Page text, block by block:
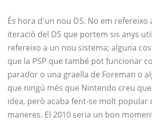
És hora d'un nou DS. No em refereixo
iteració del DS que portem sis anys
refereixo a un nou sistema; alguna
que la PSP que també pot funcionar
parador o una graella de Foreman o
que ningú més que Nintendo creu
idea, però acaba fent-se molt popular
maneres. El 2010 seria un bon